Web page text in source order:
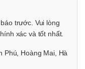
trước. Vui lòng
xác và tốt nhất.
Phú, Hoàng Mai, Hà